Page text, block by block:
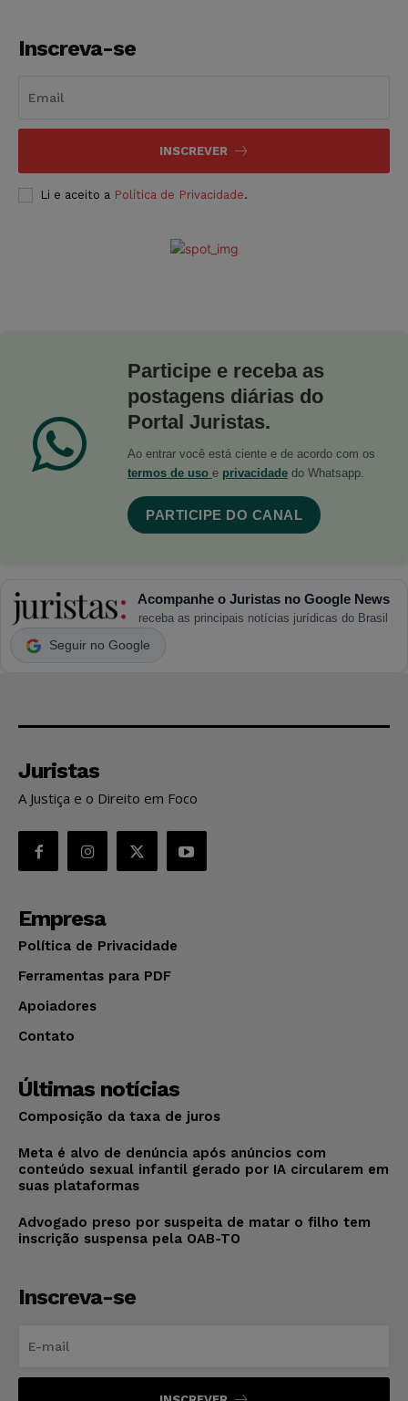
Inscreva-se
INSCREVER
Li e aceito a Política de Privacidade.
Participe e receba as
postagens diárias do
Portal Juristas.
Ao entrar você está ciente e de acordo com os
termos de uso e privacidade do Whatsapp.
PARTICIPE DO CANAL
Acompanhe o Juristas no Google News
receba as principais notícias jurídicas do Brasil
Seguir no Google
Juristas
A Justiça e o Direito em Foco
Empresa
Política de Privacidade
Ferramentas para PDF
Apoiadores
Contato
Últimas notícias
Composição da taxa de juros
Meta é alvo de denúncia após anúncios com
conteúdo sexual infantil gerado por IA circularem em
suas plataformas
Advogado preso por suspeita de matar o filho tem
inscrição suspensa pela OAB-TO
Inscreva-se